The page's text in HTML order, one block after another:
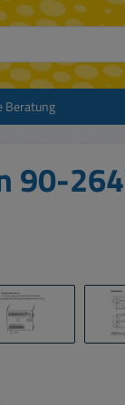
Beratung
90-